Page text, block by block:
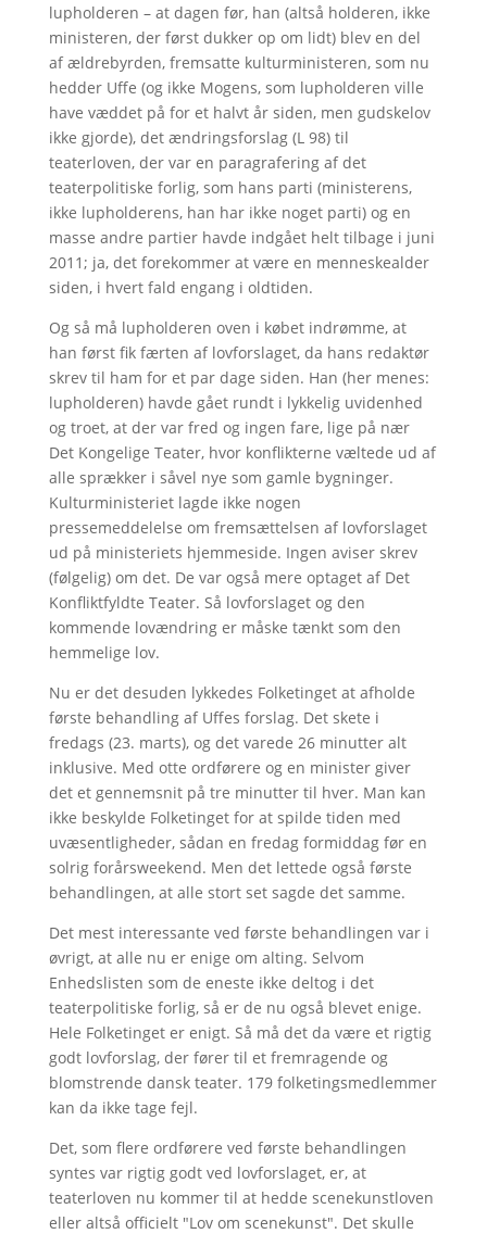
lupholderen – at dagen før, han (altså holderen, ikke
ministeren, der først dukker op om lidt) blev en del
af ældrebyrden, fremsatte kulturministeren, som nu
hedder Uffe (og ikke Mogens, som lupholderen ville
have væddet på for et halvt år siden, men gudskelov
ikke gjorde), det ændringsforslag (L 98) til
teaterloven, der var en paragrafering af det
teaterpolitiske forlig, som hans parti (ministerens,
ikke lupholderens, han har ikke noget parti) og en
masse andre partier havde indgået helt tilbage i juni
2011; ja, det forekommer at være en menneskealder
siden, i hvert fald engang i oldtiden.
Og så må lupholderen oven i købet indrømme, at
han først fik færten af lovforslaget, da hans redaktør
skrev til ham for et par dage siden. Han (her menes:
lupholderen) havde gået rundt i lykkelig uvidenhed
og troet, at der var fred og ingen fare, lige på nær
Det Kongelige Teater, hvor konflikterne væltede ud af
alle sprækker i såvel nye som gamle bygninger.
Kulturministeriet lagde ikke nogen
pressemeddelelse om fremsættelsen af lovforslaget
ud på ministeriets hjemmeside. Ingen aviser skrev
(følgelig) om det. De var også mere optaget af Det
Konfliktfyldte Teater. Så lovforslaget og den
kommende lovændring er måske tænkt som den
hemmelige lov.
Nu er det desuden lykkedes Folketinget at afholde
første behandling af Uffes forslag. Det skete i
fredags (23. marts), og det varede 26 minutter alt
inklusive. Med otte ordførere og en minister giver
det et gennemsnit på tre minutter til hver. Man kan
ikke beskylde Folketinget for at spilde tiden med
uvæsentligheder, sådan en fredag formiddag før en
solrig forårsweekend. Men det lettede også første
behandlingen, at alle stort set sagde det samme.
Det mest interessante ved første behandlingen var i
øvrigt, at alle nu er enige om alting. Selvom
Enhedslisten som de eneste ikke deltog i det
teaterpolitiske forlig, så er de nu også blevet enige.
Hele Folketinget er enigt. Så må det da være et rigtig
godt lovforslag, der fører til et fremragende og
blomstrende dansk teater. 179 folketingsmedlemmer
kan da ikke tage fejl.
Det, som flere ordførere ved første behandlingen
syntes var rigtig godt ved lovforslaget, er, at
teaterloven nu kommer til at hedde scenekunstloven
eller altså officielt "Lov om scenekunst". Det skulle